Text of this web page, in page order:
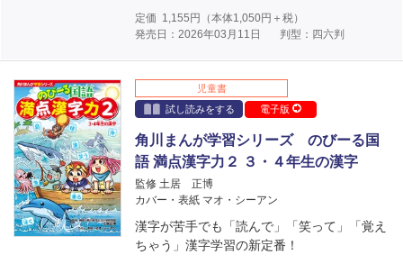
定価 1,155 円（本体1,050円＋税）
発売日：2026年03月11日
判型：四六判
児童書
試し読みをする
電子版
角川まんが学習シリーズ のびーる国
語 満点漢字力２ ３・４年生の漢字
監修 土居 正博
カバー・表紙 マオ・シーアン
漢字が苦手でも「読んで」「笑って」「覚え
ちゃう」漢字学習の新定番！